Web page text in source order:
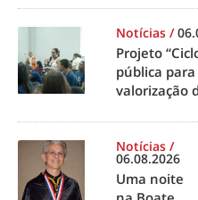
Notícias /
Projeto
pública
valorização
Notícias /
06.08.2026
Uma noite